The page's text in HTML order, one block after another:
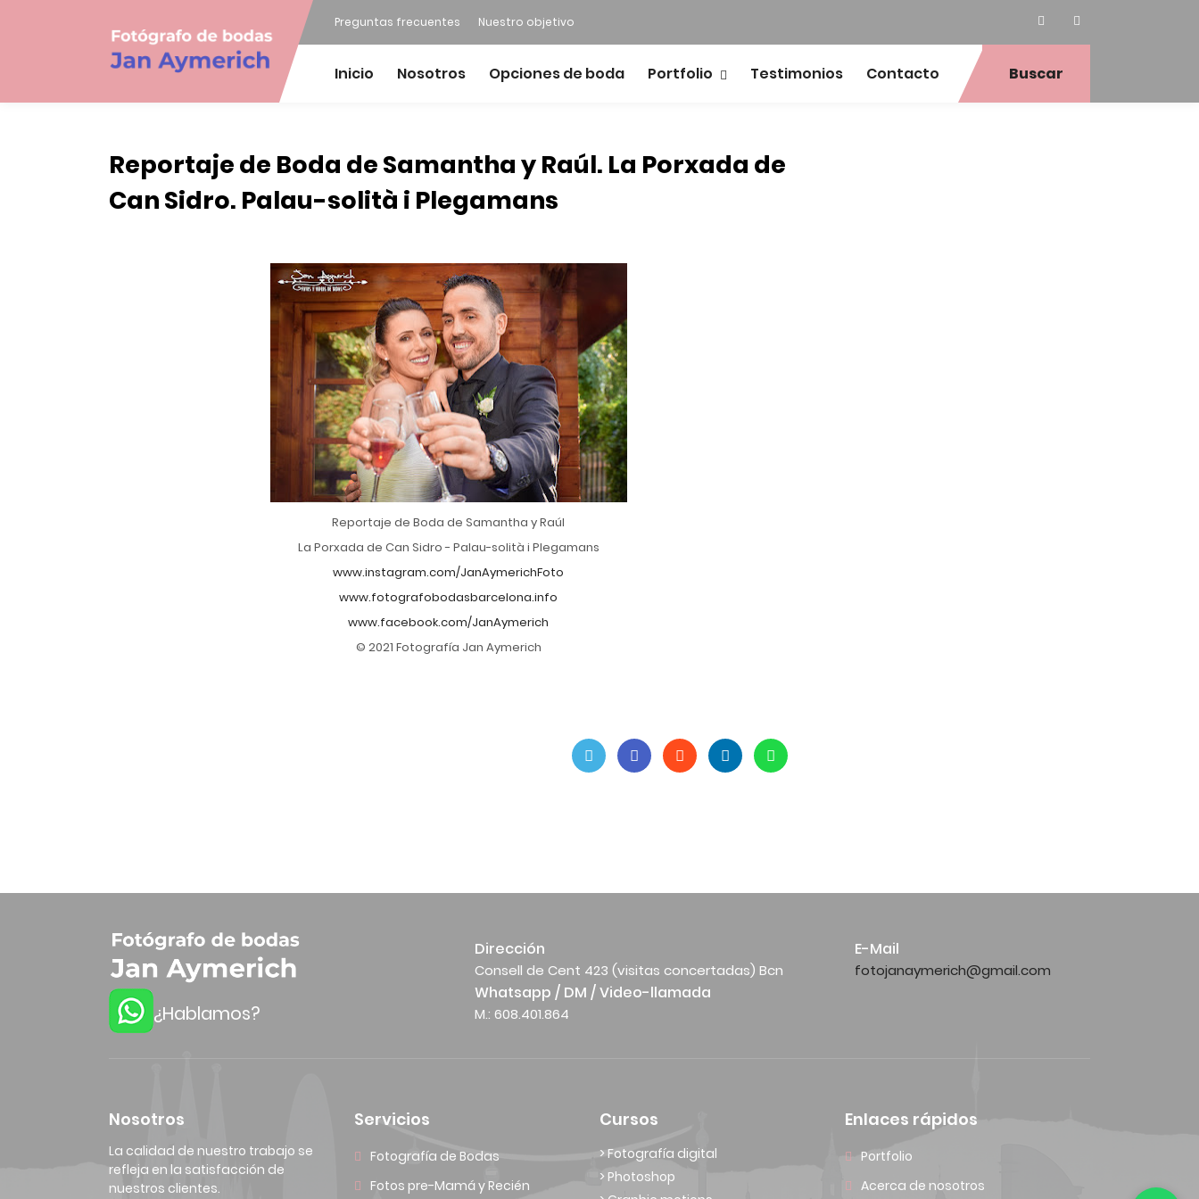
Preguntas frecuentes Nuestro objetivo
Inicio Nosotros Opciones de boda Portfolio Testimonios Contacto Buscar
Reportaje de Boda de Samantha y Raúl. La Porxada de
Can Sidro. Palau-solità i Plegamans
Reportaje de Boda de Samantha y Raúl
La Porxada de Can Sidro - Palau-solità i Plegamans
www.instagram.com/JanAymerichFoto
www.fotografobodasbarcelona.info
www.facebook.com/JanAymerich
© 2021 Fotografía Jan Aymerich
¿Hablamos?
Dirección
Consell de Cent 423 (visitas concertadas) Bcn
E-Mail
fotojanaymerich@gmail.com
Whatsapp / DM / Video-llamada
M.: 608.401.864
Nosotros
La calidad de nuestro trabajo se
refleja en la satisfacción de
nuestros clientes.
Servicios
Fotografía de Bodas
Fotos pre-Mamá y Recién
Cursos
> Fotografía digital
> Photoshop
Enlaces rápidos
Portfolio
Acerca de nosotros